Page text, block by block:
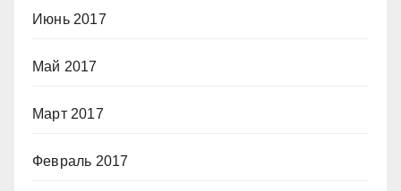
Июнь 2017
Май 2017
Март 2017
Февраль 2017